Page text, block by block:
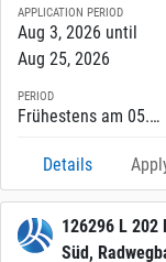
APPLICATION PERIOD
Aug 3, 2026 until
Aug 25, 2026
PERIOD
Frühestens am 05.10.2026 until Spätestens am 27.11.2026
Details
126296 L 202
Süd,